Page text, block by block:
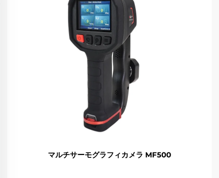
マルチサーモグラフィカメラ MF500